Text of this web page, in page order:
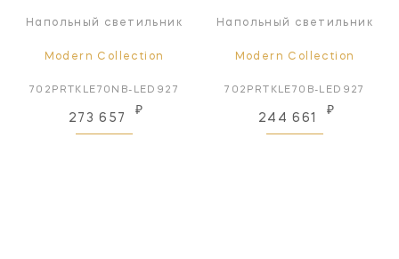
Напольный светильник
Modern Collection
702PRTKLE70NB-LED927
273 657
₽
Напольный светильник
Modern Collection
702PRTKLE70B-LED927
244 661
₽